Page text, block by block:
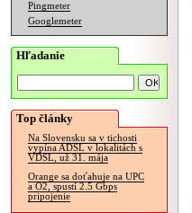
Pingmeter
Googlemeter
Hľadanie
Top články
Na Slovensku sa v tichosti
vypína ADSL v lokalitách s
VDSL, už 31. mája
Orange sa doťahuje na UPC
a O2, spustí 2.5 Gbps
pripojenie